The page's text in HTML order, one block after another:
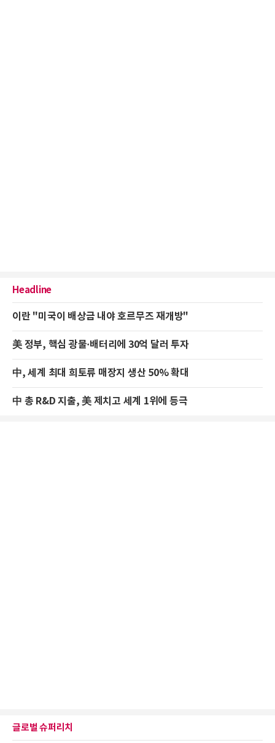
Headline
이란 "미국이 배상금 내야 호르무즈 재개방"
美 정부, 핵심 광물·배터리에 30억 달러 투자
中, 세계 최대 희토류 매장지 생산 50% 확대
中 총 R&D 지출, 美 제치고 세계 1위에 등극
글로벌 슈퍼리치